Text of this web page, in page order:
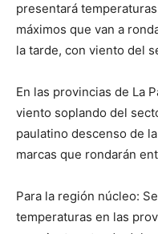
presentará
máximos que van a
la tarde, con viento del
En las provincias de La
viento soplando del
paulatino descenso de
marcas que rondarán
Para la región núcleo:
temperaturas en las